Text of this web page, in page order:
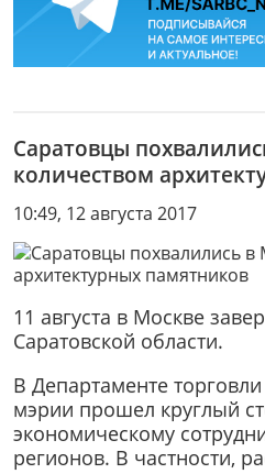
Саратовцы
количеством
10:49, 12 августа 2017
11 августа в Москве
Саратовской области.
В Департаменте
мэрии прошел круглый
экономическому
регионов. В частности,